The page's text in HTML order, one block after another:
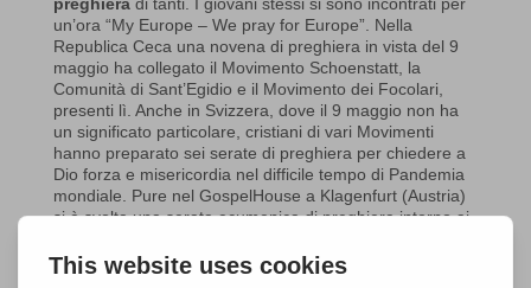
preghieradi tanti. I giovani stessi si sono incontrati per
un’ora “My Europe – We pray for Europe”. Nella
Republica Ceca una novena di preghiera in vista del 9
maggio ha collegato il Movimento Schoenstatt, la
Comunità di Sant’Egidio e il Movimento dei Focolari,
presenti lì. Anche in Svizzera, dove il 9 maggio non ha
un significato particolare, cristiani di vari Movimenti
hanno preparato sei serate di preghiera per chiedere a
Dio forza e misericordia nel difficile tempo di Pandemia
mondiale. Pure nel GospelHouse a Klagenfurt (Austria)
si è svolta una serata ecumenica di preghiera intorno ai
Beatriz Lauenroth